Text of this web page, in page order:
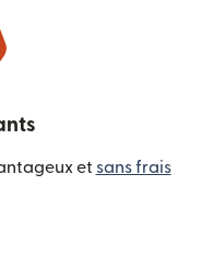
et sans frais